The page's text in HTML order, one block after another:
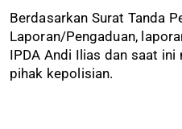
Berdasarkan Surat Tanda
Laporan/Pengaduan,
IPDA Andi Ilias dan saat
pihak kepolisian.